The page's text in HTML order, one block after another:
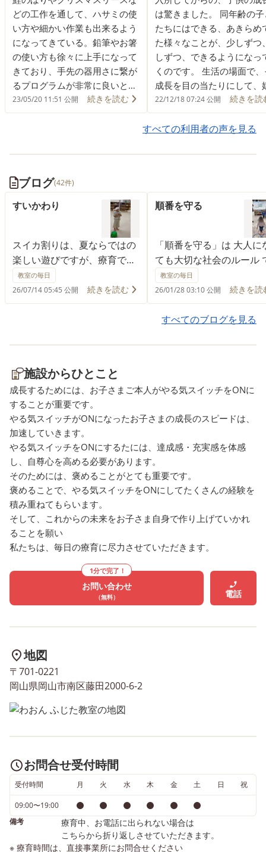
どの工作を通して、ハサミの使
い方や細かい作業も出来るよう
になってきている。鉛筆やお箸
の使い方も徐々に上手になって
きており、手先の器用さに繋が
るプログラムが非常に良いと思
います。
23/05/20 11:51 公開 続きを読む
は驚きました。 同年齢の
たちにはできる、あきらめ
た様々なことが、少しずつ
しずつ、できるようになっ
くのです。 生活の場面で
成長を目の当たりにして、
さを噛みしめています。
は不可能な、集団での遊び
で、楽器演奏や運動、マナ
学んでいる息子の姿に、先
張っている息子を誇らしく
てきたことが、何より、嬉
22/12/18 07:24 公開 続きを読
すべての利用者の声を見る
ブログ(42件)
すいかわり
スイカ割りは、夏ならではの
楽しい遊びですが、療育では
さまざまな力を育てることを
目的として取り組んでいま
す。 🍉 体の使い方を学びま
てますす 👫 友達との関わり
を深めます 🌟 成功体験や自
信につながりま 遊びの中で
「楽しい！」と感じながら、
体・心・コミュニケーション
の力を自然に育てられるよ
う、これからも季節の行事を
取り入れた療育活動を行って
いきます。
教室の毎日
26/07/14 05:45 公開 続きを読む
順番を守る
「順番を守る」は 大人に
ても大切な社会のルール
子どもにとっては 難しい
もあります ⁡ 並ぶ意味が
らなかったり 見通しが持
不安になったり 衝動的に
そ遊びの中で練習したり
教室の毎日
26/01/28 03:10 公開 続きを読
すべてのブログを見る
施設からひとこと
成長するためには、お子さまご本人がやる気スイッチをONに
することが重要です。
やる気スイッチがONになったお子さまの成長のスピードは、
加速していきます。
やる気スイッチをONにするたには、達成感・充実感を体感
し、自尊心を高める必要があります。
そのためには、褒めることがとても重要です。
褒めることで、やる気スイッチをONにしてたくさんの経験を
積み重ねてもらいます。
そして、これからの未来をお子さま自身で作り上げていかれ
ることを願い
私たちは、毎日の療育に尽力させていただきます。
1分で完了！
お問い合わせ
（無料） 電話
地図
〒701-0221
岡山県岡山市南区藤田2000-6-2
お問合せ受付時間
受付時間 月 火 水 木 金 土 日 祝
09:00〜19:00
備考
療育中、お電話に出られない場合は
こちらから折り返しさせていただきます。
※ 療育時間は、直接事業所にお問合せください